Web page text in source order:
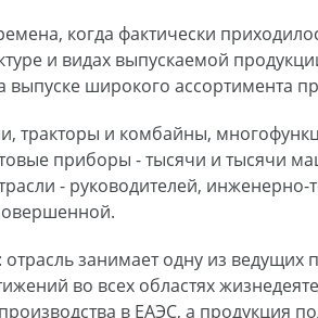
когда фактически
и видах выпускаемой
широкого ассортимента
тракторы и комбайны,
приборы - тысячи и тысячи
- руководителей,
занимает одну из
во всех областях
в ЕАЭС, а продукция